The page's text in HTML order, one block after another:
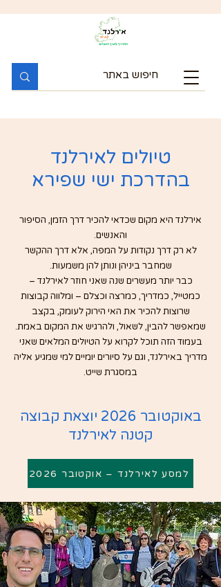
טיולים לאירלנד
בהדרכת ישי שפירא
אירלנד היא מקום שכדאי להכיר דרך הזמן, הסיפור
והאנשים.
לא רק דרך נקודות על המפה, אלא דרך ההקשר
שמחבר ביניהן ונותן להן משמעות.
כבר יותר מעשרים שנה שאני חוזר לאירלנד –
כמטייל, כמדריך, כמרצה וכצלם – ומלווה קבוצות
שרוצות להכיר את האי הירוק לעומק, בקצב
שמאפשר להבין, לשאול, ולהרגיש את המקום באמת.
בעמוד הזה תוכל לקרוא על הטיולים המלאים שאני
מדריך באירלנד, וגם על סיורים יומיים למי שמגיע אליה
במסגרת שייט.
באוקטובר 2026 יוצאת קבוצה
קטנה לאירלנד
למסע לאירלנד – אוקטובר 2026